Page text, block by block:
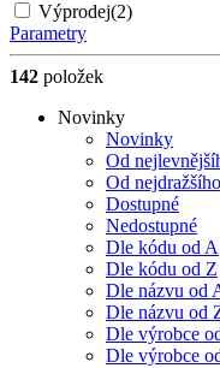
Výprodej(2)
Parametry
142 položek
Novinky
Novinky
Od
Od nejdražšího
Dostupné
Nedostupné
Dle kódu od A
Dle kódu od Z
Dle názvu od
Dle názvu od
Dle výrobce
Dle výrobce